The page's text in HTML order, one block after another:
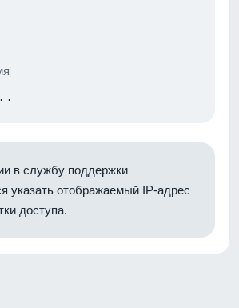
в службу поддержки
указать отображаемый IP-адрес
доступа.